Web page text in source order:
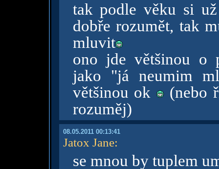
tak podle věku si
dobře rozumět, tak
mluvit
ono jde většinou o
jako "já neumim
většinou ok
(nebo
rozuměj)
08.05.2011 00:13:41
Jatox Jane:
se mnou by tuplem